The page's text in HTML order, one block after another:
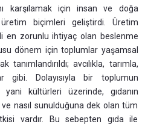
karşılamak için insan ve doğa
biçimleri geliştirdi. Üretim
en zorunlu ihtiyaç olan beslenme
dönem için toplumlar yaşamsal
tanımlandırıldı; avcılıkla, tarımla,
gibi. Dolayısıyla bir toplumun
yani kültürleri üzerinde, gıdanın
nasıl sunulduğuna dek olan tüm
vardır. Bu sebepten gıda ile